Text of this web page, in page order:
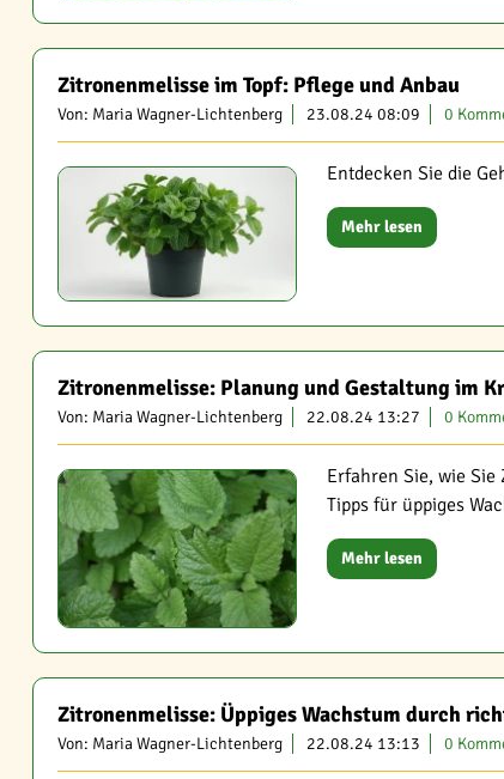
Zitronenmelisse im Topf: Pflege und Anbau
Von: Maria Wagner-Lichtenberg 23.08.24 08:09 0
Entdecken Sie die
Mehr lesen
Zitronenmelisse: Planung und Gestaltung im
Von: Maria Wagner-Lichtenberg 22.08.24 13:27 0
Erfahren Sie, wie
Tipps für üppiges
Mehr lesen
Zitronenmelisse: Üppiges Wachstum durch
Von: Maria Wagner-Lichtenberg 22.08.24 13:13 0